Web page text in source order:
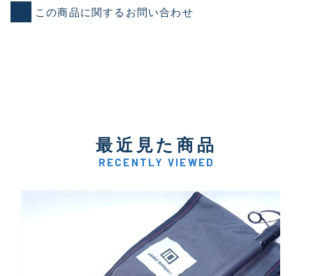
この商品に関するお問い合わせ
最近見た商品
RECENTLY VIEWED